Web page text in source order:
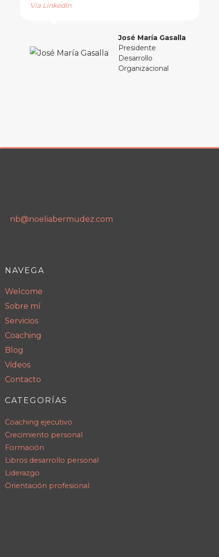
Vía LinkedIn
José María Gasalla
Presidente
Desarrollo
Organizacional
nb@noeliabermudez.com
NAVEGA
Welcome
Sobre mí
Servicios
Coaching
Blog
Videos
Contacto
CATEGORÍAS
Coaching ejecutivo
Crecimiento personal
Formación
Libros desarrollo personal
Liderazgo
Orientación profesional